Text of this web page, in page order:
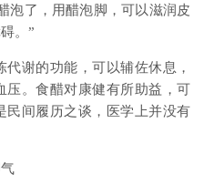
泡了，用醋泡脚，可以滋润皮
。”­
谢的功能，可以辅佐休息，
压。食醋对康健有所助益，可
民间履历之谈，医学上并没有